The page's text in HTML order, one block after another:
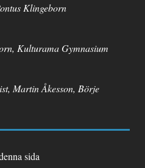
Klingeborn
Kulturama Gymnasium
Martin Åkesson, Börje
sida